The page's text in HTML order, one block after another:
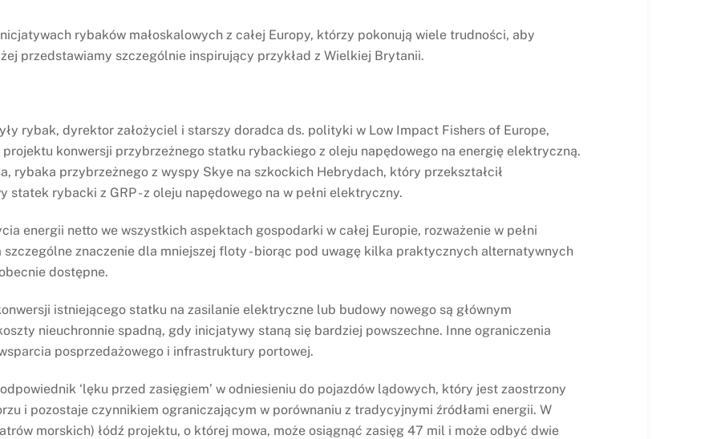
rybaków małoskalowych z całej Europy, którzy pokonują wiele trudności, aby
przedstawiamy szczególnie inspirujący przykład z Wielkiej Brytanii.
rybak, dyrektor założyciel i starszy doradca ds. polityki w Low Impact Fishers of Europe,
konwersji przybrzeżnego statku rybackiego z oleju napędowego na energię elektryczną.
rybaka przybrzeżnego z wyspy Skye na szkockich Hebrydach, który przekształcił
statek rybacki z GRP - z oleju napędowego na w pełni elektryczny.
energii netto we wszystkich aspektach gospodarki w całej Europie, rozważenie w pełni
znaczenie dla mniejszej floty - biorąc pod uwagę kilka praktycznych alternatywnych
dostępne.
istniejącego statku na zasilanie elektryczne lub budowy nowego są głównym
nieuchronnie spadną, gdy inicjatywy staną się bardziej powszechne. Inne ograniczenia
posprzedażowego i infrastruktury portowej.
‘lęku przed zasięgiem’ w odniesieniu do pojazdów lądowych, który jest zaostrzony
i pozostaje czynnikiem ograniczającym w porównaniu z tradycyjnymi źródłami energii. W
morskich) łódź projektu, o której mowa, może osiągnąć zasięg 47 mil i może odbyć dwie